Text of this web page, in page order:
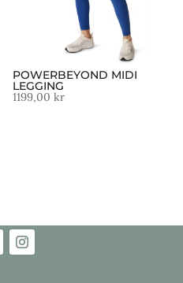
POWERBEYOND MIDI
LEGGING
1199,00kr